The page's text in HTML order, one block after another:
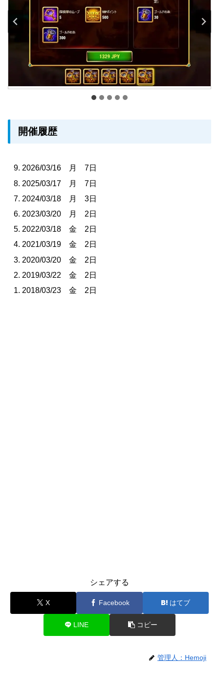
開催履歴
2026/03/16 月 7日
2025/03/17 月 7日
2024/03/18 月 3日
2023/03/20 月 2日
2022/03/18 金 2日
2021/03/19 金 2日
2020/03/20 金 2日
2019/03/22 金 2日
2018/03/23 金 2日
シェアする
X Facebook はてブ
LINE コピー
管理人：Hemoji